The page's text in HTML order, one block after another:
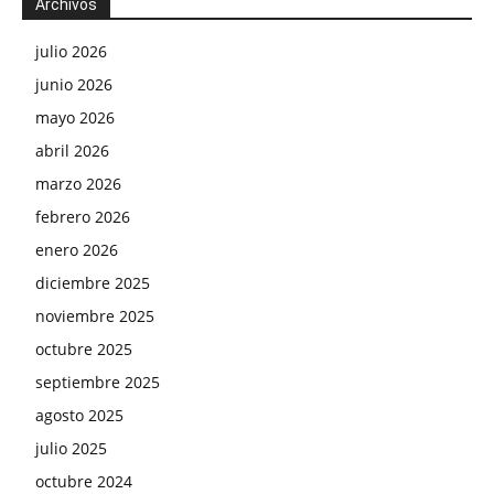
Archivos
julio 2026
junio 2026
mayo 2026
abril 2026
marzo 2026
febrero 2026
enero 2026
diciembre 2025
noviembre 2025
octubre 2025
septiembre 2025
agosto 2025
julio 2025
octubre 2024